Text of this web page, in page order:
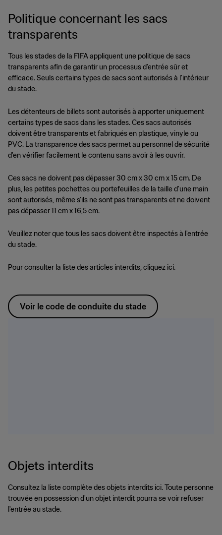
Politique concernant les sacs
transparents
Tous les stades de la FIFA appliquent une politique de sacs
transparents afin de garantir un processus d'entrée sûr et
efficace. Seuls certains types de sacs sont autorisés à l'intérieur
du stade.
Les détenteurs de billets sont autorisés à apporter uniquement
certains types de sacs dans les stades. Ces sacs autorisés
doivent être transparents et fabriqués en plastique, vinyle ou
PVC. La transparence des sacs permet au personnel de sécurité
d'en vérifier facilement le contenu sans avoir à les ouvrir.
Ces sacs ne doivent pas dépasser 30 cm x 30 cm x 15 cm. De
plus, les petites pochettes ou portefeuilles de la taille d'une main
sont autorisés, même s'ils ne sont pas transparents et ne doivent
pas dépasser 11 cm x 16,5 cm.
Veuillez noter que tous les sacs doivent être inspectés à l'entrée
du stade.
Pour consulter la liste des articles interdits, cliquez ici.
Voir le code de conduite du stade
Objets interdits
Consultez la liste complète des objets interdits ici. Toute personne
trouvée en possession d'un objet interdit pourra se voir refuser
l'entrée au stade.